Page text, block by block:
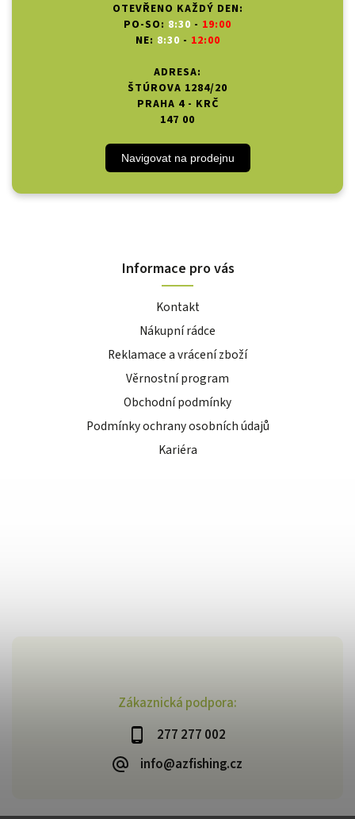
Zákaznická podpora:
277 277 002
info@azfishing.cz
OTEVŘENO KAŽDÝ DEN:
PO-SO: 8:30 - 19:00
NE: 8:30 - 12:00
ADRESA:
ŠTÚROVA 1284/20
PRAHA 4 - KRČ
147 00
Navigovat na prodejnu
Informace pro vás
Kontakt
Nákupní rádce
Reklamace a vrácení zboží
Věrnostní program
Obchodní podmínky
Podmínky ochrany osobních údajů
Kariéra